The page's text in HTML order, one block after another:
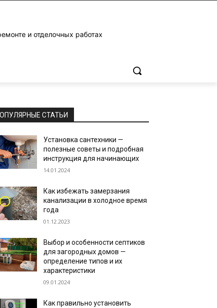
и отделочных работах
СТАТЬИ
Установка сантехники —
полезные советы и подробная
инструкция для начинающих
14.01.2024
Как избежать замерзания
канализации в холодное время
года
01.12.2023
Выбор и особенности септиков
для загородных домов —
определение типов и их
характеристики
09.01.2024
Как правильно установить